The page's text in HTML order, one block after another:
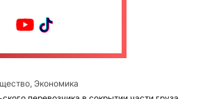
Экономика